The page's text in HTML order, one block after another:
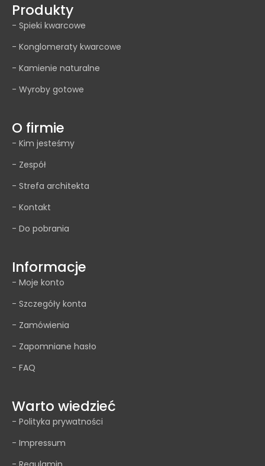
Produkty
- Spieki kwarcowe
- Konglomeraty kwarcowe
- Kamienie naturalne
- Wyroby gotowe
O firmie
- Kim jesteśmy
- Zespół
- Strefa architekta
- Kontakt
- Do pobrania
Informacje
- Moje konto
- Szczegóły konta
- Zamówienia
- Zapomniane hasło
- FAQ
Warto wiedzieć
- Polityka prywatności
- Impressum